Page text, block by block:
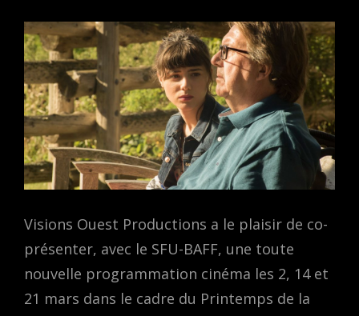
Visions Ouest Productions a le plaisir de co-
présenter, avec le SFU-BAFF, une toute
nouvelle programmation cinéma les 2, 14 et
21 mars dans le cadre du Printemps de la